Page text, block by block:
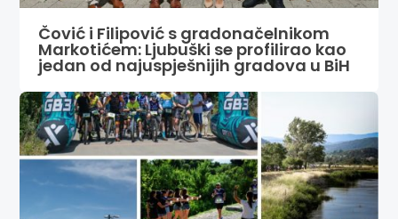
Čović i Filipović s gradonačelnikom
Markotićem: Ljubuški se profilirao kao
jedan od najuspješnijih gradova u BiH